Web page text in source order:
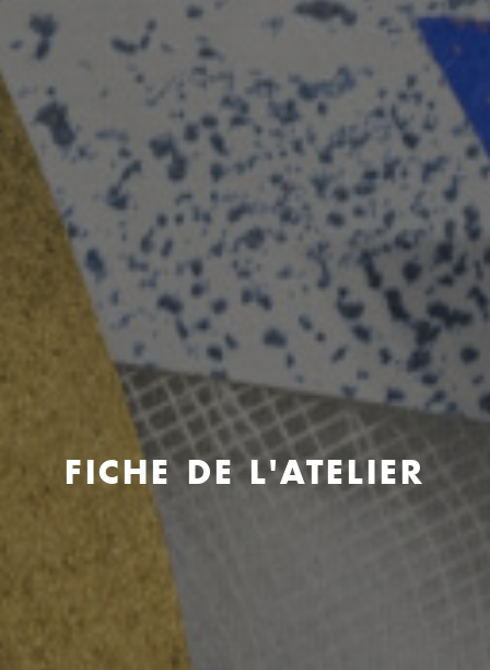
FICHE DE L'ATELIER